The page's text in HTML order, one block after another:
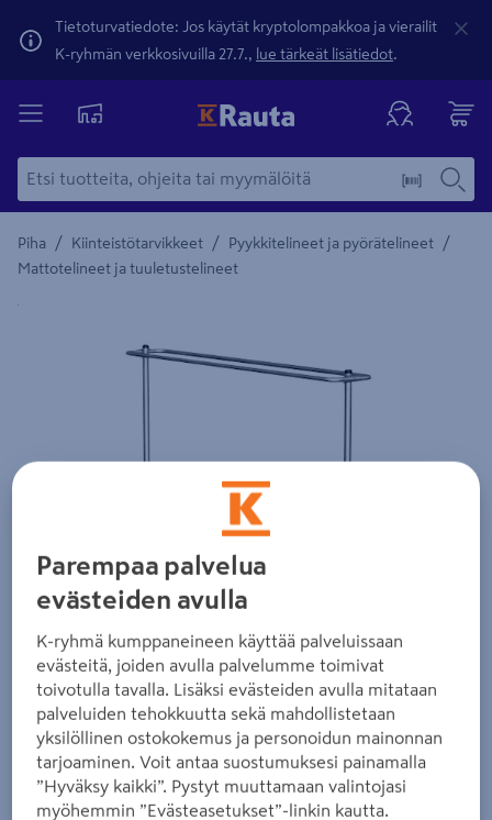
Tietoturvatiedote: Jos käytät kryptolompakkoa ja vierailit
K-ryhmän verkkosivuilla 27.7., lue tärkeät lisätiedot.
Piha / Kiinteistötarvikkeet / Pyykkitelineet ja pyörätelineet /
Mattotelineet ja tuuletustelineet
Yksityiskohtainen kuvaus löytyy Tuotteen kuvaus -
Parempaa palvelua
evästeiden avulla
K-ryhmä kumppaneineen käyttää palveluissaan
evästeitä, joiden avulla palvelumme toimivat
toivotulla tavalla. Lisäksi evästeiden avulla mitataan
palveluiden tehokkuutta sekä mahdollistetaan
yksilöllinen ostokokemus ja personoidun mainonnan
tarjoaminen. Voit antaa suostumuksesi painamalla
”Hyväksy kaikki”. Pystyt muuttamaan valintojasi
myöhemmin ”Evästeasetukset”-linkin kautta.